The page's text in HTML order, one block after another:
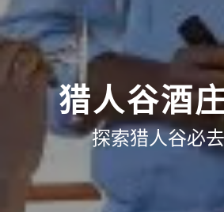
猎人谷酒
探索猎人谷必